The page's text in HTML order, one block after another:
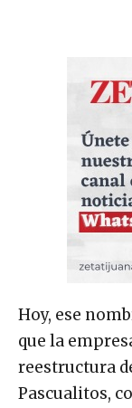
Hoy, ese
que la
reestructura
Pascualitos,